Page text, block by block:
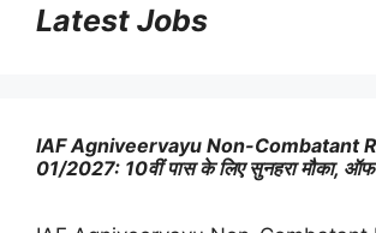
Latest Jobs
IAF Agniveervayu Non-Combatant
01/2027: 10वीं पास के लिए सुनहरा मौका,